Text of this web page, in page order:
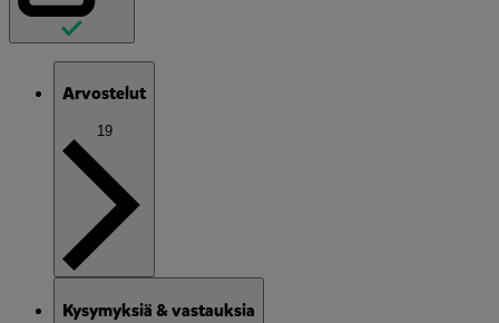
Arvostelut
19
Kysymyksiä & vastauksia